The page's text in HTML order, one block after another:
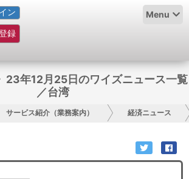
ン
録
Menu
23年12月25日のワイズニュース一覧
／台湾
サービス紹介（業務案内） 経済ニュース